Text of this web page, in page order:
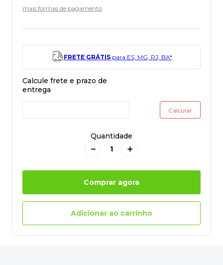
mais formas de pagamento
FRETE GRÁTISpara ES, MG, RJ, BA*
Quantidade
＋
－
Comprar agora
Adicionar ao carrinho